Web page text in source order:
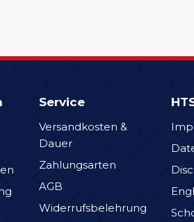
Service
Versandkosten &
Dauer
Zahlungsarten
AGB
Widerrufsbelehrung